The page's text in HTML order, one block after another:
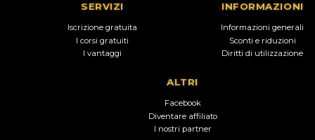
SERVIZI
Iscrizione gratuita
I corsi gratuiti
I vantaggi
INFORMAZIONI
Informazioni generali
Sconti e riduzioni
Diritti di utilizzazione
ALTRI
Facebook
Diventare affiliato
I nostri partner